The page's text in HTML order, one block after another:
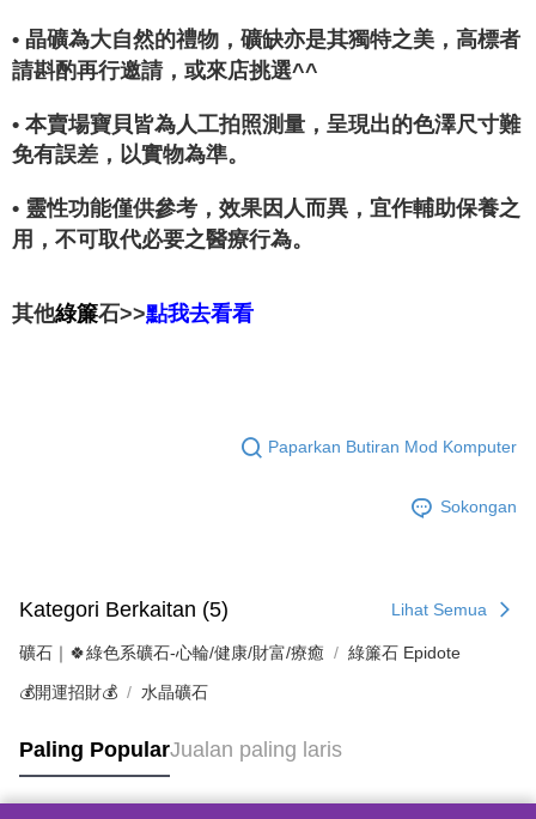
• 晶礦為大自然的禮物，礦缺亦是其獨特之美，高標者
請斟酌再行邀請，或來店挑選^^
• 本賣場寶貝皆為人工拍照測量，呈現出的色澤尺寸難
免有誤差，以實物為準。
• 靈性功能僅供參考，效果因人而異，宜作輔助保養之
用，不可取代必要之醫療行為。
其他綠簾石>>點我去看看
Paparkan Butiran Mod Komputer
Sokongan
Kategori Berkaitan (5) Lihat Semua
礦石｜🍀綠色系礦石-心輪/健康/財富/療癒 綠簾石 Epidote
💰開運招財💰 水晶礦石
Paling PopularJualan paling laris